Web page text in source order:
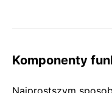
Komponenty
Najprostszym
Fragmenty